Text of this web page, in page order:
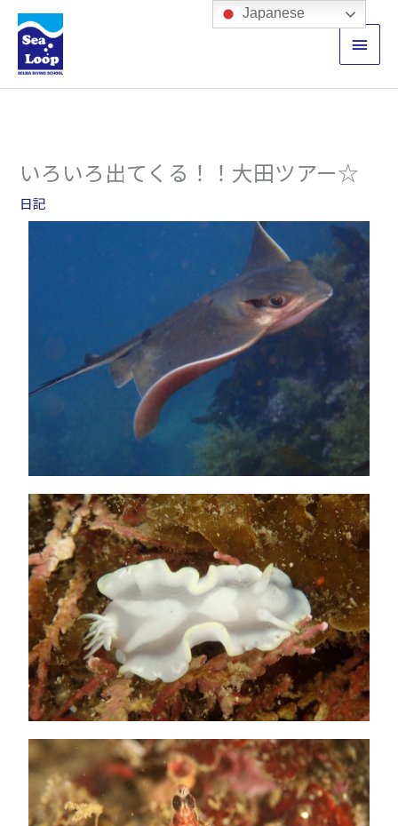
キ
メ
イ
ン
ー
いろいろ出てくる！！大田ツアー☆
日記
Japanese